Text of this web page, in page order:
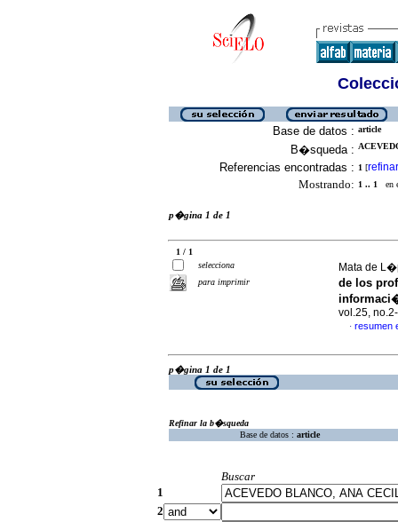
Base de datos : article
B�squeda :
Referencias encontradas : 1 [refinar
Mostrando: 1 .. 1 en
p�gina 1 de 1
1 / 1
selecciona
para imprimir
Mata de
de los
vol.25,
· resumen
p�gina 1 de 1
Refinar la b�squeda
Base de datos : article
Buscar
1
2